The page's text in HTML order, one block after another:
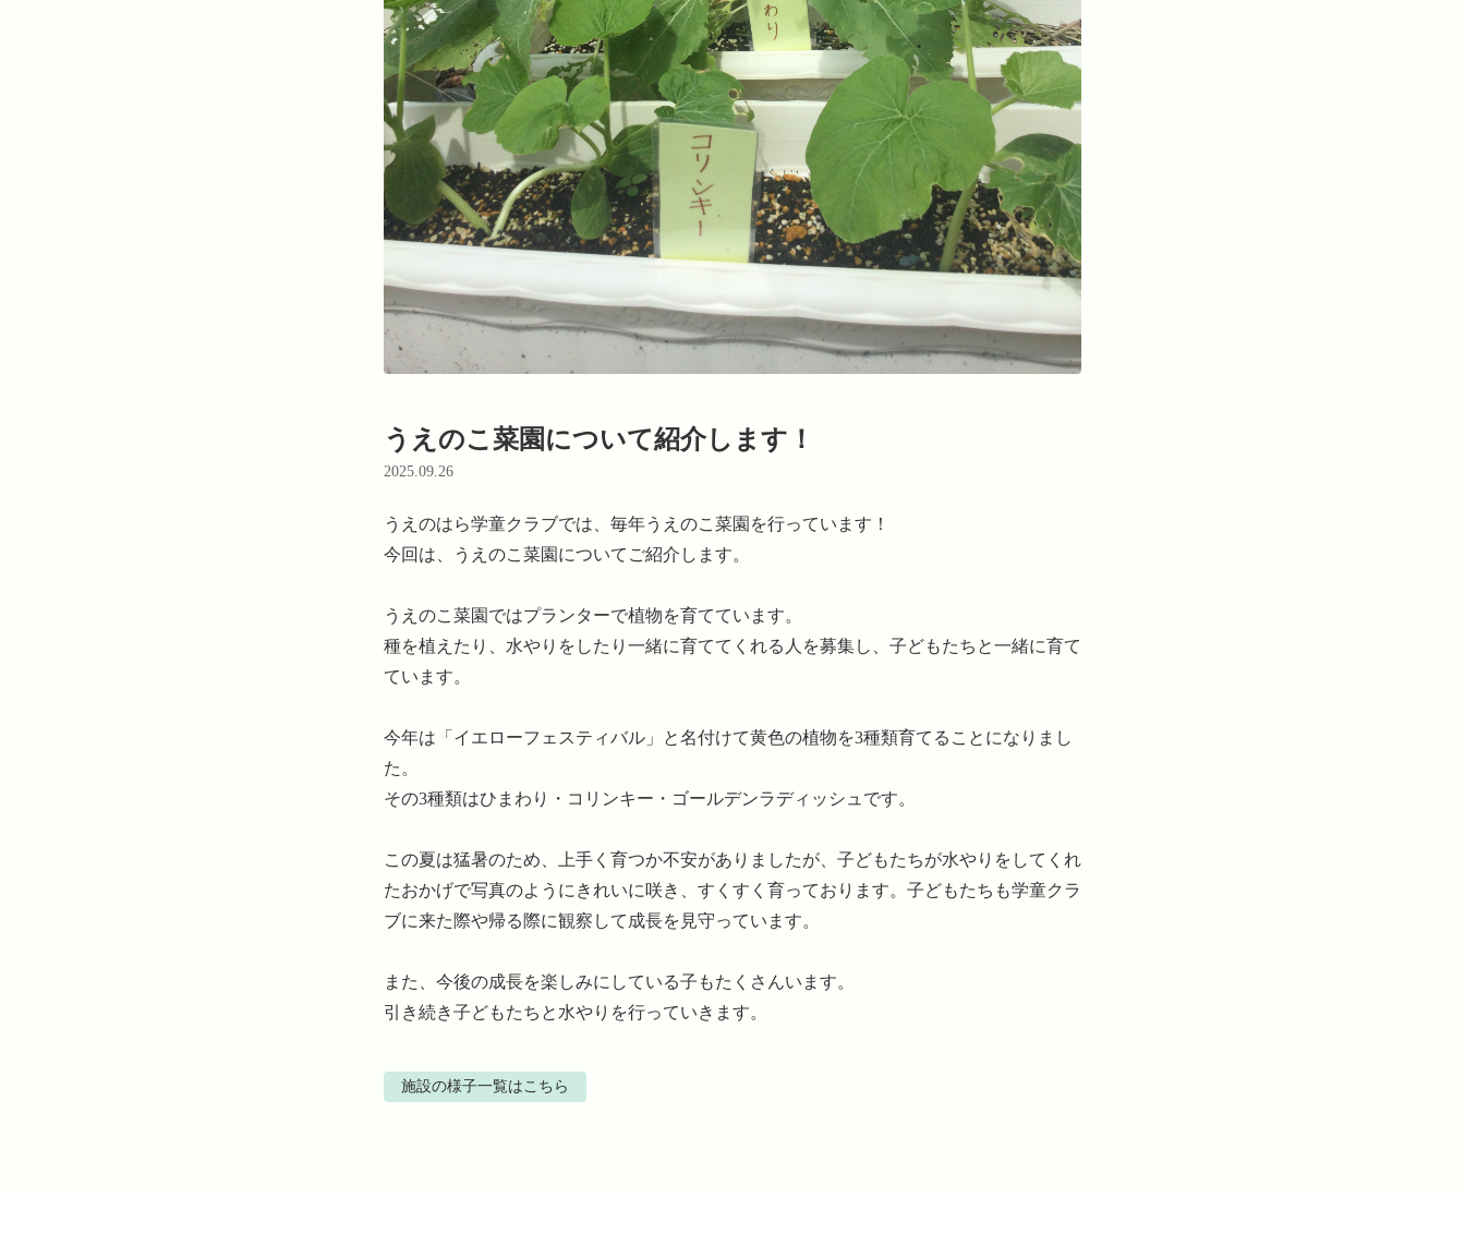
うえのこ菜園について紹介します！
2025.09.26
うえのはら学童クラブでは、毎年うえのこ菜園を行っています！
今回は、うえのこ菜園についてご紹介します。
うえのこ菜園ではプランターで植物を育てています。
種を植えたり、水やりをしたり一緒に育ててくれる人を募集し、子どもたちと一緒に育て
ています。
今年は「イエローフェスティバル」と名付けて黄色の植物を3種類育てることになりまし
た。
その3種類はひまわり・コリンキー・ゴールデンラディッシュです。
この夏は猛暑のため、上手く育つか不安がありましたが、子どもたちが水やりをしてくれ
たおかげで写真のようにきれいに咲き、すくすく育っております。子どもたちも学童クラ
ブに来た際や帰る際に観察して成長を見守っています。
また、今後の成長を楽しみにしている子もたくさんいます。
引き続き子どもたちと水やりを行っていきます。
施設の様子一覧はこちら